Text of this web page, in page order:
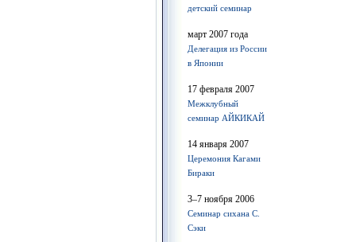
детский семинар
март 2007 года
Делегация из России
в Японии
17 февраля 2007
Межклубный
семинар АЙКИКАЙ
14 января 2007
Церемония Кагами
Бираки
3–7 ноября 2006
Семинар сихана С.
Сэки